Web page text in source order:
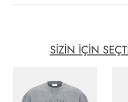
SİZİN İÇİN